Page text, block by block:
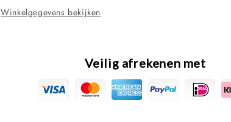
Winkelgegevens bekijken
Veilig afrekenen met